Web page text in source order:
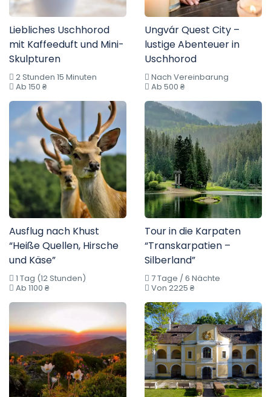
Liebliches Uschhorod
mit Kaffeeduft und Mini-
Skulpturen
2 Stunden 15 Minuten
Ab 150 ₴
Ungvár Quest City –
lustige Abenteuer in
Uschhorod
Nach Vereinbarung
Ab 500 ₴
Ausflug nach Khust
“Heiße Quellen, Hirsche
und Käse”
1 Tag (12 Stunden)
Ab 1100 ₴
Tour in die Karpaten
“Transkarpatien –
Silberland”
7 Tage / 6 Nächte
Von 2225 ₴